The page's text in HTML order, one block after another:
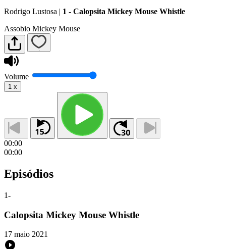
Rodrigo Lustosa | 1 - Calopsita Mickey Mouse Whistle
Assobio Mickey Mouse
Volume
1 x
00:00
00:00
Episódios
1-
Calopsita Mickey Mouse Whistle
17 maio 2021